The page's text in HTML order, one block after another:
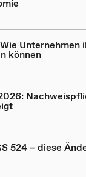
Unternehmen
können
524 – diese